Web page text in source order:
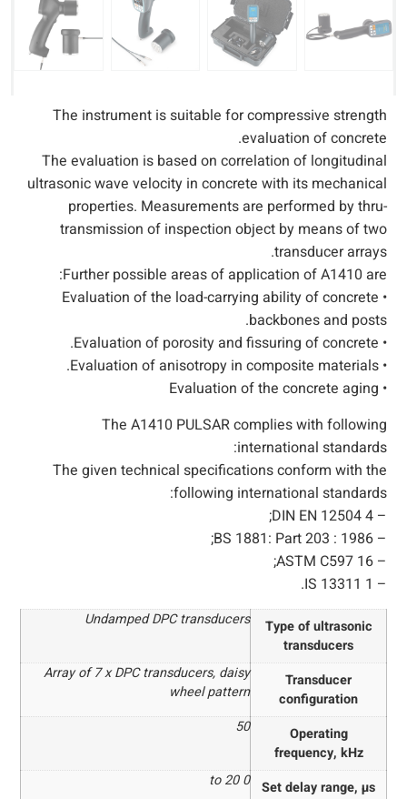
The instrument is suitable for compressive strength
evaluation of concrete.
The evaluation is based on correlation of longitudinal
ultrasonic wave velocity in concrete with its mechanical
properties. Measurements are performed by thru-
transmission of inspection object by means of two
transducer arrays.
Further possible areas of application of A1410 are:
• Evaluation of the load-carrying ability of concrete
backbones and posts.
• Evaluation of porosity and fissuring of concrete.
• Evaluation of anisotropy in composite materials.
• Evaluation of the concrete aging
The A1410 PULSAR complies with following
international standards:
The given technical specifications conform with the
following international standards:
– DIN EN 12504 4;
– BS 1881: Part 203 : 1986;
– ASTM C597 16;
– IS 13311 1.
Type of ultrasonic
transducers
Undamped DPC transducers
Transducer
configuration
Array of 7 x DPC transducers, daisy
wheel pattern
Operating
frequency, kHz
50
Set delay range, µs
0 to 20